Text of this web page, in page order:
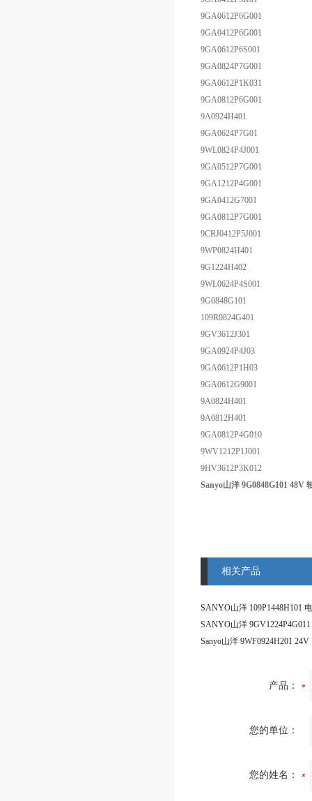
9GA0612P6G001
9GA0412P6G001
9GA0612P6S001
9GA0824P7G001
9GA0612P1K031
9GA0812P6G001
9A0924H401
9GA0624P7G01
9WL0824P4J001
9GA0512P7G001
9GA1212P4G001
9GA0412G7001
9GA0812P7G001
9CRJ0412P5J001
9WP0824H401
9G1224H402
9WL0624P4S001
9G0848G101
109R0824G401
9GV3612J301
9GA0924P4J03
9GA0612P1H03
9GA0612G9001
9A0824H401
9A0812H401
9GA0812P4G010
9WV1212P1J001
9HV3612P3K012
Sanyo山洋 9G0848G101 48V
相关产品
SANYO山洋 109P1448H101
产品：
您的单位：
您的姓名：